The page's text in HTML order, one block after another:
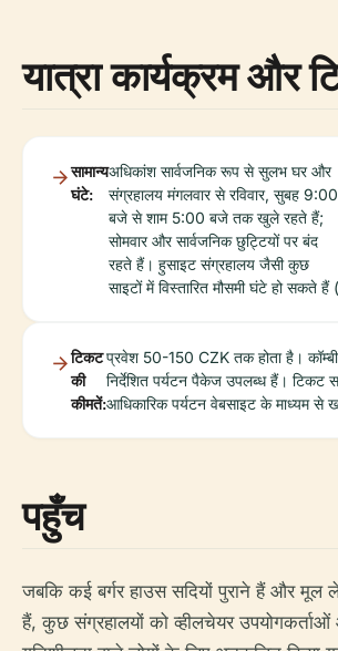
यात्रा कार्यक्रम और
सामान्य
घंटे:
अधिकांश सार्वजनिक रूप से सुलभ घर और
संग्रहालय मंगलवार से रविवार, सुबह 9:00
बजे से शाम 5:00 बजे तक खुले रहते हैं;
सोमवार और सार्वजनिक छुट्टियों पर बंद
रहते हैं। हुसाइट संग्रहालय जैसी कुछ
साइटों में विस्तारित मौसमी घंटे हो सकते हैं (
टिकट
की
कीमतें:
प्रवेश 50-150 CZK तक होता है।
निर्देशित पर्यटन पैकेज उपलब्ध हैं। टिकट
आधिकारिक पर्यटन वेबसाइट के माध्यम से
पहुँच
जबकि कई बर्गर हाउस सदियों पुराने हैं और
हैं, कुछ संग्रहालयों को व्हीलचेयर उपयोगकर्ताओं